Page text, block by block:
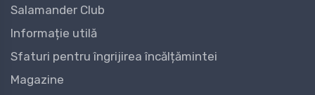
Salamander Club
Informație utilă
Sfaturi pentru îngrijirea încălțămintei
Magazine